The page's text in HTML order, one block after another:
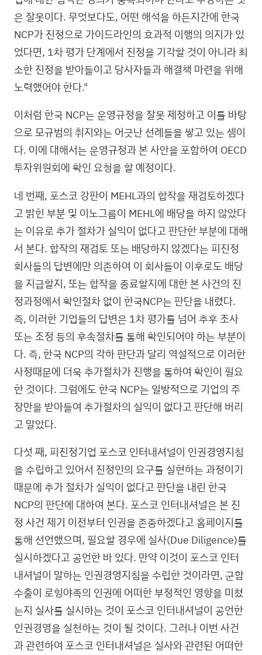
은 잘못이다. 무엇보다도, 어떤 해석을 하든지간에 한국
NCP가 진정으로 가이드라인의 효과적 이행의 의지가 있
었다면, 1차 평가 단계에서 진정을 기각할 것이 아니라 최
소한 진정을 받아들이고 당사자들과 해결책 마련을 위해
노력했어야 한다."
이처럼 한국 NCP는 운영규정을 잘못 제정하고 이를 바탕
으로 모규범의 취지와는 어긋난 선례들을 쌓고 있는 셈이
다. 이에 대해서는 운영규정과 본 사안을 포함하여 OECD
투자위원회에 확인 요청을 할 예정이다.
네 번째, 포스코 강판이 MEHL과의 합작을 재검토하겠다
고 밝힌 부분 및 이노그룹이 MEHL에 배당을 하지 않았다
는 이유로 추가 절차가 실익이 없다고 판단한 부분에 대해
서 본다. 합작의 재검토 또는 배당하지 않겠다는 피진정
회사들의 답변에만 의존하여 이 회사들이 이후로도 배당
을 지급할지, 또는 합작을 종료할지에 대한 본 사건의 진
정과정에서 확인절차 없이 한국NCP는 판단을 내렸다.
즉, 이러한 기업들의 답변은 1차 평가를 넘어 추후 조사
또는 조정 등의 후속절차를 통해 확인되어야 하는 부분이
다. 즉, 한국 NCP의 각하 판단과 달리 역설적으로 이러한
사정때문에 더욱 추가절차가 진행을 통하여 확인이 필요
한 것이다. 그럼에도 한국 NCP는 일방적으로 기업의 주
장만을 받아들여 추가절차의 실익이 없다고 판단해 버리
고 말았다.
다섯 째, 피진정기업 포스코 인터내셔널이 인권경영지침
을 수립하고 있어서 진정인의 요구를 실현하는 과정이기
때문에 추가 절차가 실익이 없다고 판단을 내린 한국
NCP의 판단에 대하여 본다. 포스코 인터내셔널은 본 진
정 사건 제기 이전부터 인권을 존중하겠다고 홈페이지를
통해 선언했으며, 필요할 경우에 실사(Due Diligence)를
실시하겠다고 공언한 바 있다. 만약 이것이 포스코 인터
내셔널이 말하는 인권경영지침을 수립한 것이라면, 군함
수출이 로힝야족의 인권에 어떠한 부정적인 영향을 미쳤
는지 실사를 실시하는 것이 포스코 인터내셔널이 공언한
인권경영을 실천하는 것이 될 것이다. 그러나 이번 사건
과 관련하여 포스코 인터내셔널은 실사와 관련된 어떠한